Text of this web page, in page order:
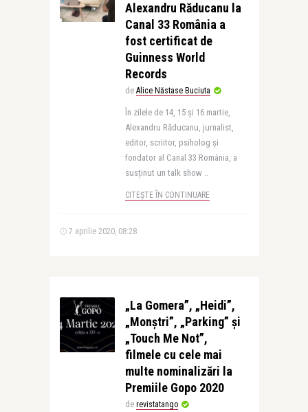
Alexandru Răducanu la
Canal 33 România a
fost certificat de
Guinness World
Records
de Alice Năstase Buciuta
În zilele de 14, 15 și 16 martie,
Alexandru Răducanu, jurnalist,
editor, scriitor, psiholog și
fondator al Canal 33 România, a
susținut un talk show ..
CITEȘTE ÎN CONTINUARE
7 aprilie 2020, 08:28
„La Gomera”, „Heidi”,
„Monștri”, „Parking” și
„Touch Me Not”,
filmele cu cele mai
multe nominalizări la
Premiile Gopo 2020
de revistatango